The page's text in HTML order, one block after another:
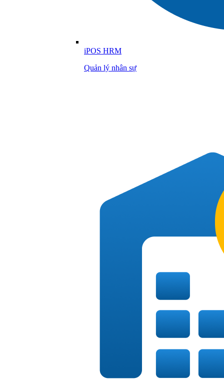
iPOS HRM
Quản lý nhân sự